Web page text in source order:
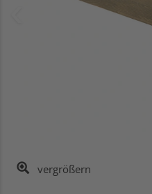
vergrößern